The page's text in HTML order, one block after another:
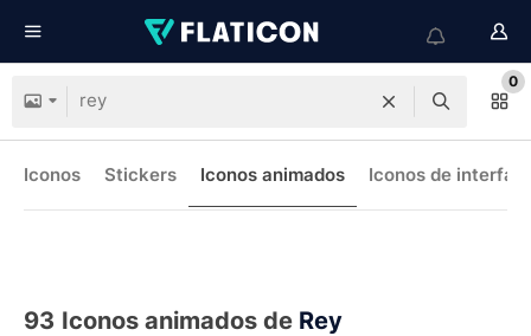
0
Iconos Stickers Iconos animados Iconos de interfaz
93 Iconos animados de Rey